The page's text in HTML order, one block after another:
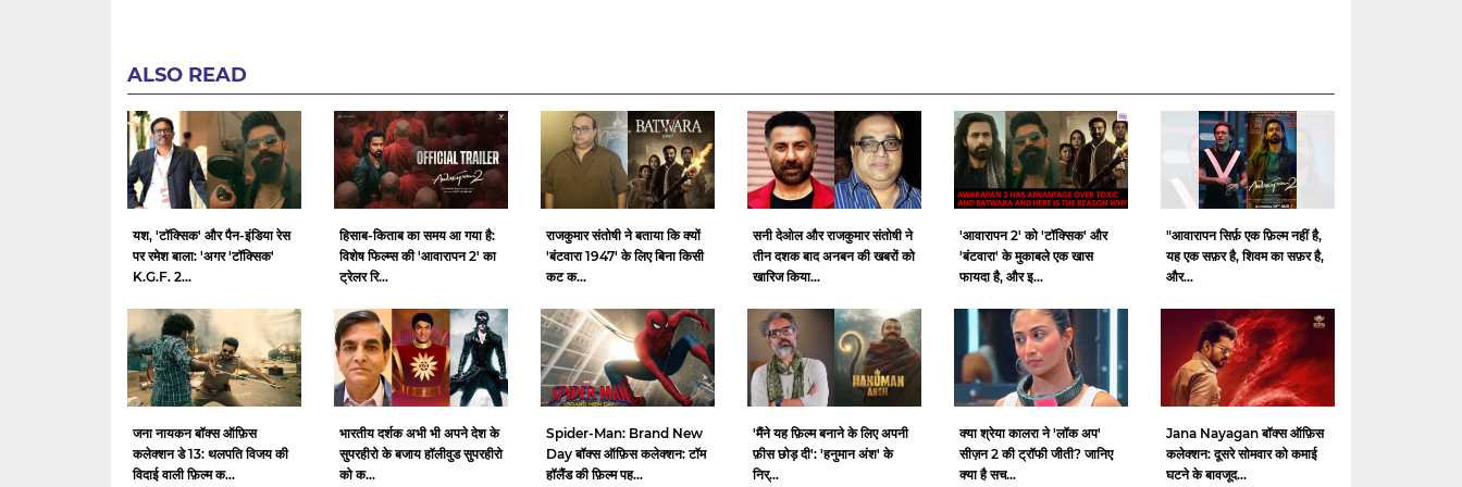
ALSO READ
यश, 'टॉक्सिक' और पैन-इंडिया रेस
पर रमेश बाला: 'अगर 'टॉक्सिक'
K.G.F. 2...
हिसाब-किताब का समय आ गया है:
विशेष फिल्म्स की 'आवारापन 2' का
ट्रेलर रि...
राजकुमार संतोषी ने बताया कि क्यों
'बंटवारा 1947' के लिए बिना किसी
कट क...
सनी देओल और राजकुमार संतोषी ने
तीन दशक बाद अनबन की खबरों को
खारिज किया...
'आवारापन 2' को 'टॉक्सिक' और
'बंटवारा' के मुकाबले एक खास
फायदा है, और इ...
"आवारापन सिर्फ़ एक फ़िल्म नहीं है,
यह एक सफ़र है, शिवम का सफ़र है,
और...
जना नायकन बॉक्स ऑफ़िस
कलेक्शन डे 13: थलपति विजय की
विदाई वाली फ़िल्म क...
भारतीय दर्शक अभी भी अपने देश के
सुपरहीरो के बजाय हॉलीवुड सुपरहीरो
को क...
Spider-Man: Brand New
Day बॉक्स ऑफ़िस कलेक्शन: टॉम
हॉलैंड की फ़िल्म पह...
'मैंने यह फ़िल्म बनाने के लिए अपनी
फ़ीस छोड़ दी': 'हनुमान अंश' के
निर्...
क्या श्रेया कालरा ने 'लॉक अप'
सीज़न 2 की ट्रॉफी जीती? जानिए
क्या है सच...
Jana Nayagan बॉक्स ऑफ़िस
कलेक्शन: दूसरे सोमवार को कमाई
घटने के बावजूद...